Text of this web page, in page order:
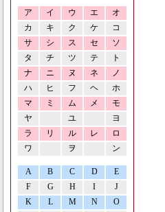
ア イ ウ エ
オ
カ
キ ク ケ
コ
サ
シ ス セ
ソ
タ
チ ツ テ
ト
ナ
ニ ヌ ネ
ノ
ハ
ヒ フ ヘ
ホ
マ
ミ ム メ
モ
ヤ
ユ
ヨ
ラ
リ ル レ
ロ
ワ
ヲ ン
A B C D
E
F
G H I
J
K
L M N O